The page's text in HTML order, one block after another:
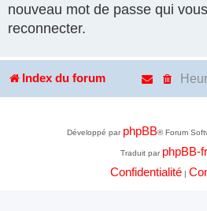
nouveau mot de passe qui
reconnecter.
Index du forum
Développé par phpBB® Forum
Traduit par phpBB-
Confidentialité|